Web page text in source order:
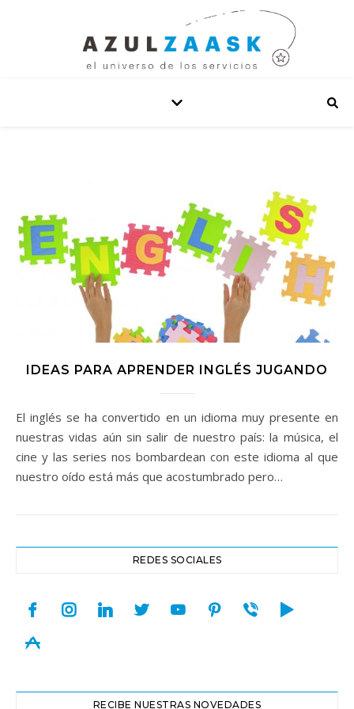
IDEAS PARA APRENDER INGLÉS JUGANDO
El inglés se ha convertido en un idioma muy presente en
nuestras vidas aún sin salir de nuestro país: la música, el
cine y las series nos bombardean con este idioma al que
nuestro oído está más que acostumbrado pero…
REDES SOCIALES
facebookinstagramlinkedintwitteryoutubepinterest
viber play
appstore
RECIBE NUESTRAS NOVEDADES